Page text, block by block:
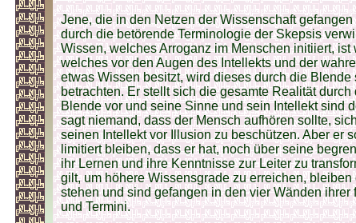
Jene, die in den Netzen der Wissenschaft
durch die betörende Terminologie der Skepsis
Wissen, welches Arroganz im Menschen initiiert, ist
welches vor den Augen des Intellekts und der
etwas Wissen besitzt, wird dieses durch die Blende
betrachten. Er stellt sich die gesamte Realität
Blende vor und seine Sinne und sein Intellekt sind
sagt niemand, dass der Mensch aufhören sollte,
seinen Intellekt vor Illusion zu beschützen. Aber er
limitiert bleiben, dass er hat, noch über seine
ihr Lernen und ihre Kenntnisse zur Leiter zu
gilt, um höhere Wissensgrade zu erreichen,
stehen und sind gefangen in den vier Wänden ihrer
und Termini.